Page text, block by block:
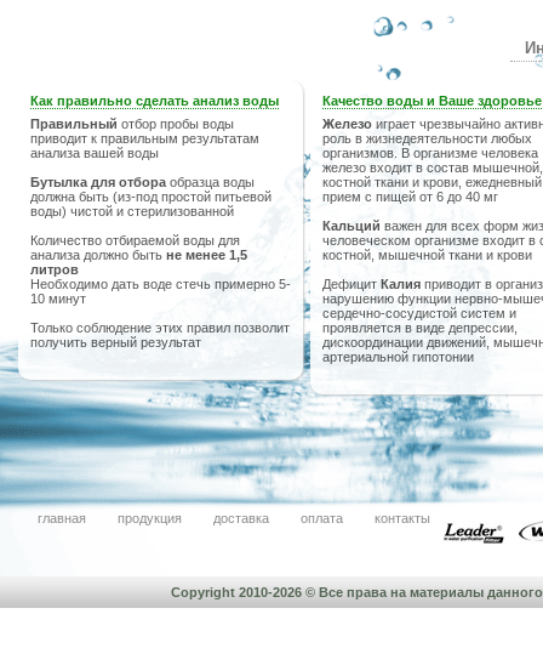
Как правильно сделать анализ воды
Правильный отбор пробы воды
приводит к правильным результатам
анализа вашей воды
Бутылка для отбора образца воды
должна быть (из-под простой питьевой
воды) чистой и стерилизованной
Количество отбираемой воды для
анализа должно быть не менее 1,5
литров
Необходимо дать воде стечь примерно 5-
10 минут
Только соблюдение этих правил позволит
получить верный результат
Качество воды и Ваше здоровье
Железо играет чрезвычайно
роль в жизнедеятельности любых
организмов. В организме человека
железо входит в состав мышечной,
костной ткани и крови, ежедневный
прием с пищей от 6 до 40 мг
Кальций важен для всех форм
человеческом организме входит в
костной, мышечной ткани и крови
Дефицит Калия приводит в
нарушению функции нервно-
сердечно-сосудистой систем и
проявляется в виде депрессии,
дискоординации движений,
артериальной гипотонии
главная продукция доставка оплата контакты
Copyright 2010-2026 © Все права на материалы